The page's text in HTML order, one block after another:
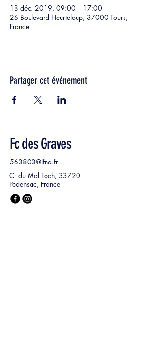
18 déc. 2019, 09:00 – 17:00
26 Boulevard Heurteloup, 37000 Tours,
France
Partager cet événement
Fc des Graves
563803@lfna.fr
Cr du Mal Foch, 33720
Podensac, France